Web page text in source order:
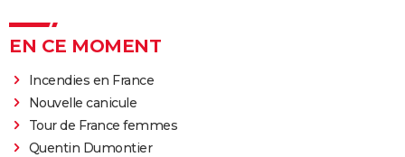
EN CE MOMENT
Incendies en France
Nouvelle canicule
Tour de France femmes
Quentin Dumontier